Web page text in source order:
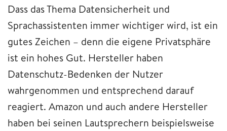
Dass das Thema Datensicherheit und
Sprachassistenten immer wichtiger wird, ist ein
gutes Zeichen – denn die eigene Privatsphäre
ist ein hohes Gut. Hersteller haben
Datenschutz-Bedenken der Nutzer
wahrgenommen und entsprechend darauf
reagiert. Amazon und auch andere Hersteller
haben bei seinen Lautsprechern beispielsweise